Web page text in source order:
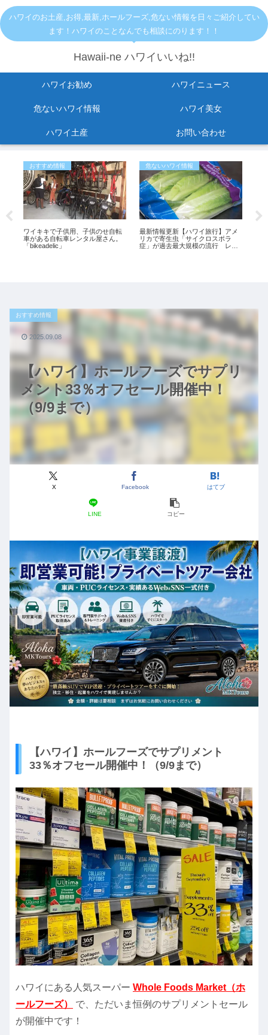
ハワイのお土産,お得,最新,ホールフーズ,危ない情報を日々ご紹介してい
ます！ハワイのことなんでも相談にのります！！
Hawaii-ne ハワイいいね!!
ハワイお勧め ハワイニュース
危ないハワイ情報 ハワイ美女
ハワイ土産 お問い合わせ
おすすめ情報
ワイキキで子供用、子供のせ自転
車がある自転車レンタル屋さん。
「bikeadelic」
危ないハワイ情報
最新情報更新【ハワイ旅行】アメ
リカで寄生虫「サイクロスポラ
症」が過去最大規模の流行 レタ
【ハワイ】ホールフーズでサプリ
メント33％オフセール開催中！
（9/9まで）
おすすめ情報
X Facebook はてブ
LINE コピー
2025.09.08
【ハワイ】ホールフーズでサプリメント
33％オフセール開催中！（9/9まで）
ハワイにある人気スーパー Whole Foods Market（ホ
ールフーズ）
で、ただいま恒例のサプリメントセール
が開催中です！